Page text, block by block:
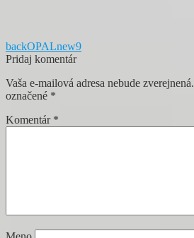
Navigácia
v
článku
Predchádzajúci
článok:
backOPALnew9
Pridaj komentár
Vaša e-mailová adresa nebude zverejnená.
označené *
Komentár *